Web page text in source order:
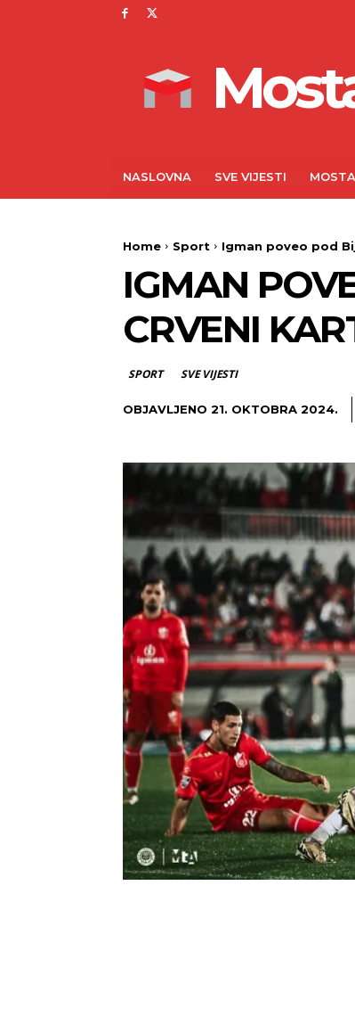
NASLOVNA SVE VIJESTI
Home Sport Igman poveo pod
IGMAN
CRVENI
SPORT SVE VIJESTI
OBJAVLJENO 21. OKTOBRA 2024.